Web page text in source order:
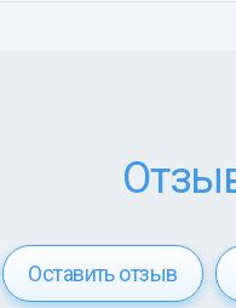
Оставить отзыв